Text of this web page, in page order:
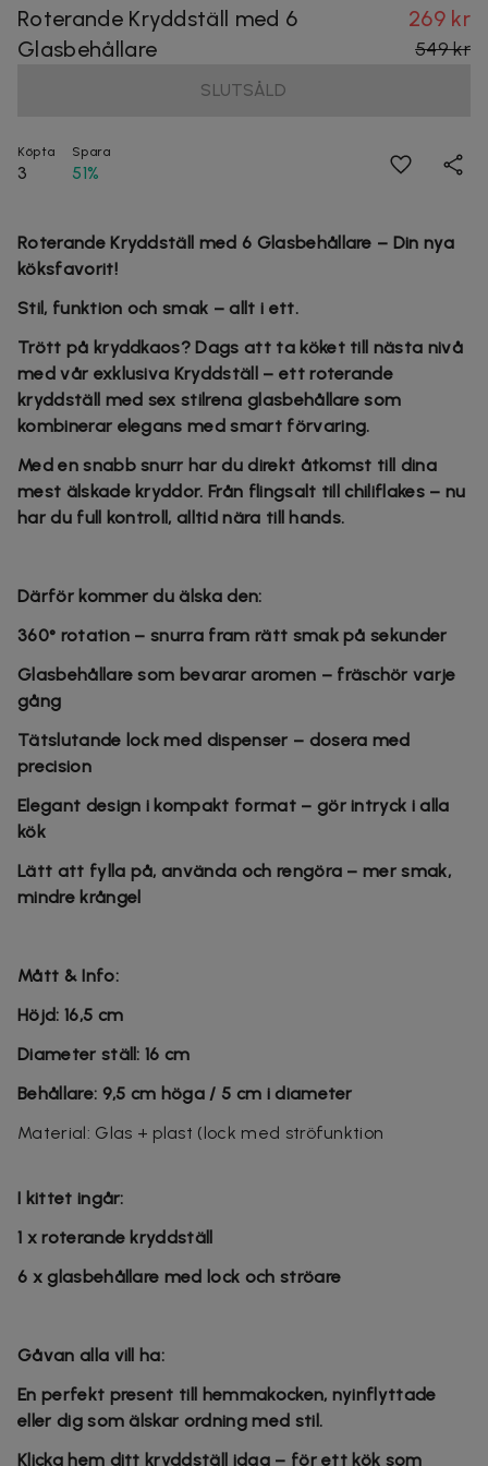
Roterande Kryddställ med 6
Glasbehållare
269 kr
549 kr
SLUTSÅLD
Köpta
3
Spara
51%
Roterande Kryddställ med 6 Glasbehållare – Din nya
köksfavorit!
Stil, funktion och smak – allt i ett.
Trött på kryddkaos? Dags att ta köket till nästa nivå
med vår exklusiva Kryddställ – ett roterande
kryddställ med sex stilrena glasbehållare som
kombinerar elegans med smart förvaring.
Med en snabb snurr har du direkt åtkomst till dina
mest älskade kryddor. Från flingsalt till chiliflakes – nu
har du full kontroll, alltid nära till hands.
Därför kommer du älska den:
360° rotation – snurra fram rätt smak på sekunder
Glasbehållare som bevarar aromen – fräschör varje
gång
Tätslutande lock med dispenser – dosera med
precision
Elegant design i kompakt format – gör intryck i alla
kök
Lätt att fylla på, använda och rengöra – mer smak,
mindre krångel
Mått & Info:
Höjd: 16,5 cm
Diameter ställ: 16 cm
Behållare: 9,5 cm höga / 5 cm i diameter
Material: Glas + plast (lock med ströfunktion
I kittet ingår:
1 x roterande kryddställ
6 x glasbehållare med lock och ströare
Gåvan alla vill ha:
En perfekt present till hemmakocken, nyinflyttade
eller dig som älskar ordning med stil.
Klicka hem ditt kryddställ idag – för ett kök som